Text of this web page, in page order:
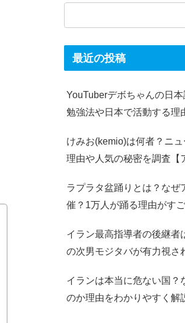
最近の投稿
YouTuberデボちゃんの日本
勉強法や日本で活動する理
けみお(kemio)は何者？ニ
理由や人気の秘密を調査【
ラプラタ盆踊りとは？なぜ
催？1万人が踊る理由がすご
イラン最高指導者の後継者
の次男モジタバが有力視さ
イランは本当に危ない国？
のか理由をわかりやすく解